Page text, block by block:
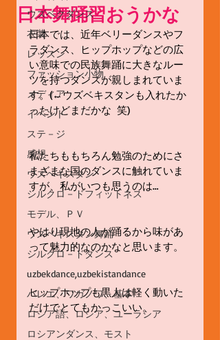
ウズベクダンス
衣装
レッスン
ファッション小物
メディア
イベント
ステ－ジ
感想
ウズベキスタン
シルクロ－ドフィットネス
モデル、ＰＶ
ウズベキスタン舞踊
シルクロ－ドダンス
uzbekdance,uzbekistandance
バレエ、ワガノワ、基本
ロシア語、ロシア、ユーラシア
ロシアンダンス、モスト
日本舞踊習おうかな
日本では、近年ベリーダンスやフ
ラダンス、ヒップホップなどの広
い意味での民族舞踊に大きなルー
ツを持つダンスが親しまれていま
す。(←ウズベキスタンも入れたか
ったけどまだかな  笑)
私たちももちろん勉強のためにさ
まざまな国のダンスに触れていま
すが、私がいつも思うのは…
やはり現地の人が踊るから味があ
って魅力的なのかなと思います。
ヒップホップも黒人は軽く動いた
だけでとてもかっこいい。